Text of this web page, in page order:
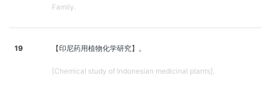
Family.
19 【印尼药用植物化学研究】。
[Chemical study of Indonesian medicinal plants].